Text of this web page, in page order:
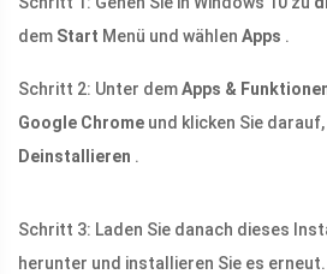
dem Start Menü und wählen Apps .
Schritt 2: Unter demApps &
Google Chrome und klicken Sie
Deinstallieren .
Schritt 3: Laden Sie danach dieses
herunter und installieren Sie es erneut.